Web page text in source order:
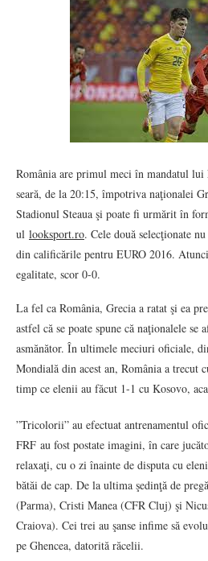
România are primul meci în mandatul lui
seară, de la 20:15, împotriva naţionalei
Stadionul Steaua şi poate fi urmărit în
ul looksport.ro. Cele două selecţionate
din calificările pentru EURO 2016.
egalitate, scor 0-0.
La fel ca România, Grecia a ratat şi ea
astfel că se poate spune că naţionalele
asmănător. În ultimele meciuri oficiale,
Mondială din acest an, România a trecut
timp ce elenii au făcut 1-1 cu Kosovo,
”Tricolorii” au efectuat antrenamentul
FRF au fost postate imagini, în care
relaxaţi, cu o zi înainte de disputa cu
bătăi de cap. De la ultima şedinţă de
(Parma), Cristi Manea (CFR Cluj) şi
Craiova). Cei trei au şanse infime să
pe Ghencea, datorită răcelii.